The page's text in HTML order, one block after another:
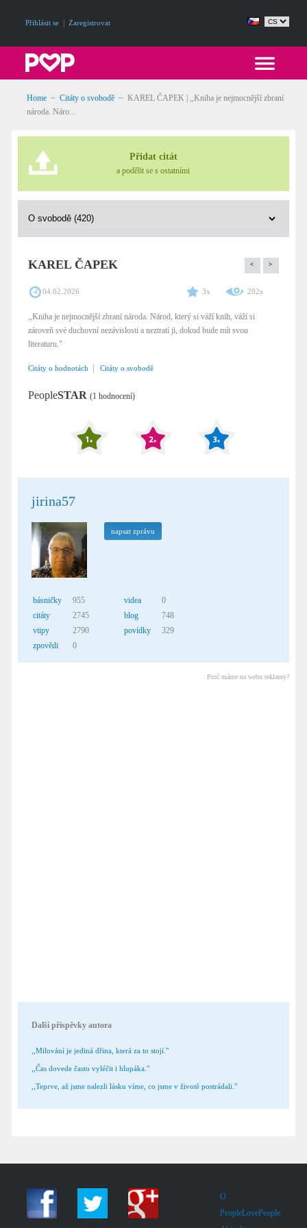
Přihlásit se Zaregistrovat
Home ~ Citáty o svobodě ~ KAREL ČAPEK | ,,Kniha je nejmocnější zbraní
národa. Náro...
Přidat citát
a podělit se s ostatními
KAREL ČAPEK < >
04.02.2026 3x 202x
,,Kniha je nejmocnější zbraní národa. Národ, který si váží knih, váží si
zároveň své duchovní nezávislosti a neztratí ji, dokud bude mít svou
literaturu."
Citáty o hodnotách | Citáty o svobodě
PeopleSTAR (1 hodnocení)
jirina57
napsat zprávu
básničky
955
citáty
2745
vtipy
2790
zpovědi
0
videa
0
blog
748
povídky
329
Proč máme na webu reklamy?
Další příspěvky autora
,,Milování je jediná dřina, která za to stojí."
,,Čas dovede často vyléčit i hlupáka."
,,Teprve, až jsme nalezli lásku víme, co jsme v životě postrádali."
O
PeopleLovePeople